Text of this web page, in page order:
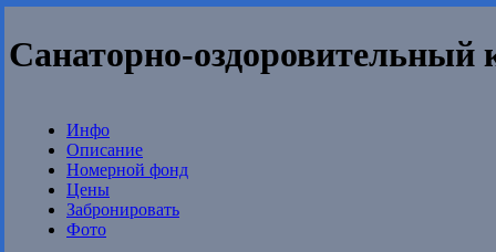
Санаторно-оздоровительный
Инфо
Описание
Номерной фонд
Цены
Забронировать
Фото